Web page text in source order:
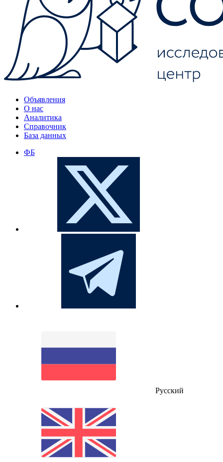
Объявления
О нас
Аналитика
Справочник
База данных
ФБ
Русский